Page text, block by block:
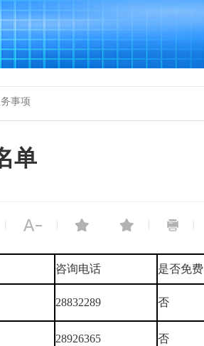
事项
单
咨询电话 是否免费
28832289 否
28926365 否